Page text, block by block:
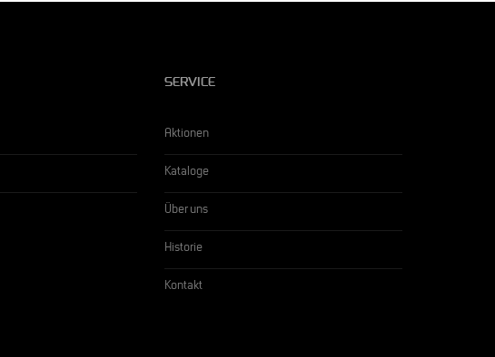
SERVICE
Aktionen
Kataloge
Über uns
Historie
Kontakt